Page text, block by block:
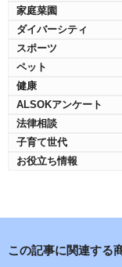
家庭菜園
ダイバーシティ
スポーツ
ペット
健康
ALSOKアンケート
法律相談
子育て世代
お役立ち情報
この記事に関連する